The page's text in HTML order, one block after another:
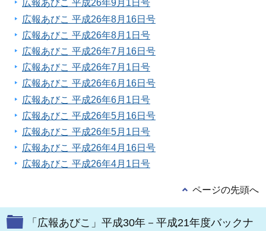
広報あびこ 平成26年9月1日号
広報あびこ 平成26年8月16日号
広報あびこ 平成26年8月1日号
広報あびこ 平成26年7月16日号
広報あびこ 平成26年7月1日号
広報あびこ 平成26年6月16日号
広報あびこ 平成26年6月1日号
広報あびこ 平成26年5月16日号
広報あびこ 平成26年5月1日号
広報あびこ 平成26年4月16日号
広報あびこ 平成26年4月1日号
ページの先頭へ
「広報あびこ」平成30年－平成21年度バックナ